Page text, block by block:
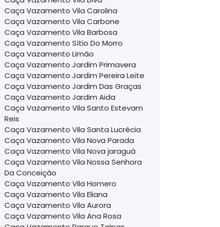
Caça Vazamento Vila Carolina
Caça Vazamento Vila Carbone
Caça Vazamento Vila Barbosa
Caça Vazamento Sítio Do Morro
Caça Vazamento Limão
Caça Vazamento Jardim Primavera
Caça Vazamento Jardim Pereira Leite
Caça Vazamento Jardim Das Graças
Caça Vazamento Jardim Aida
Caça Vazamento Vila Santo Estevam
Reis
Caça Vazamento Vila Santa Lucrécia
Caça Vazamento Vila Nova Parada
Caça Vazamento Vila Nova jaraguá
Caça Vazamento Vila Nossa Senhora
Da Conceição
Caça Vazamento Vila Homero
Caça Vazamento Vila Eliana
Caça Vazamento Vila Aurora
Caça Vazamento Vila Ana Rosa